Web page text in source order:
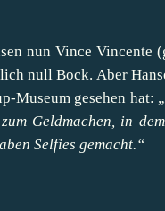
nun Vince Vincente
null Bock. Aber
Museum gesehen hat: „
Geldmachen, in
Selfies gemacht.“